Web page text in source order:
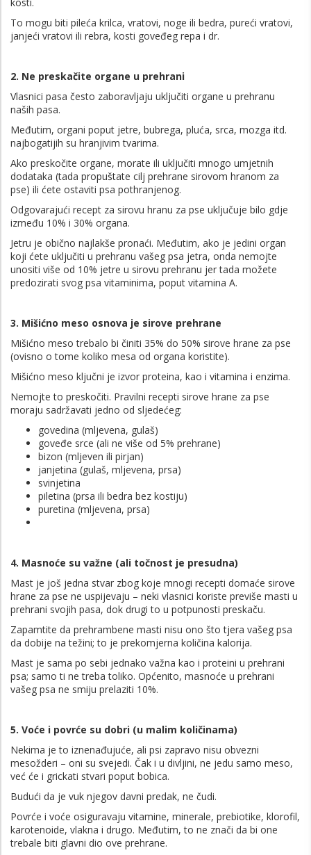
To mogu biti pileća krilca, vratovi, noge ili bedra, pureći vratovi,
janjeći vratovi ili rebra, kosti goveđeg repa i dr.
2. Ne preskačite organe u prehrani
Vlasnici pasa često zaboravljaju uključiti organe u prehranu
naših pasa.
Međutim, organi poput jetre, bubrega, pluća, srca, mozga itd.
najbogatijih su hranjivim tvarima.
Ako preskočite organe, morate ili uključiti mnogo umjetnih
dodataka (tada propuštate cilj prehrane sirovom hranom za
pse) ili ćete ostaviti psa pothranjenog.
Odgovarajući recept za sirovu hranu za pse uključuje bilo gdje
između 10% i 30% organa.
Jetru je obično najlakše pronaći. Međutim, ako je jedini organ
koji ćete uključiti u prehranu vašeg psa jetra, onda nemojte
unositi više od 10% jetre u sirovu prehranu jer tada možete
predozirati svog psa vitaminima, poput vitamina A.
3. Mišićno meso osnova je sirove prehrane
Mišićno meso trebalo bi činiti 35% do 50% sirove hrane za pse
(ovisno o tome koliko mesa od organa koristite).
Mišićno meso ključni je izvor proteina, kao i vitamina i enzima.
Nemojte to preskočiti. Pravilni recepti sirove hrane za pse
moraju sadržavati jedno od sljedećeg:
govedina (mljevena, gulaš)
goveđe srce (ali ne više od 5% prehrane)
bizon (mljeven ili pirjan)
janjetina (gulaš, mljevena, prsa)
svinjetina
piletina (prsa ili bedra bez kostiju)
puretina (mljevena, prsa)
4. Masnoće su važne (ali točnost je presudna)
Mast je još jedna stvar zbog koje mnogi recepti domaće sirove
hrane za pse ne uspijevaju – neki vlasnici koriste previše masti u
prehrani svojih pasa, dok drugi to u potpunosti preskaču.
Zapamtite da prehrambene masti nisu ono što tjera vašeg psa
da dobije na težini; to je prekomjerna količina kalorija.
Mast je sama po sebi jednako važna kao i proteini u prehrani
psa; samo ti ne treba toliko. Općenito, masnoće u prehrani
vašeg psa ne smiju prelaziti 10%.
5. Voće i povrće su dobri (u malim količinama)
Nekima je to iznenađujuće, ali psi zapravo nisu obvezni
mesožderi – oni su svejedi. Čak i u divljini, ne jedu samo meso,
već će i grickati stvari poput bobica.
Budući da je vuk njegov davni predak, ne čudi.
Povrće i voće osiguravaju vitamine, minerale, prebiotike, klorofil,
karotenoide, vlakna i drugo. Međutim, to ne znači da bi one
trebale biti glavni dio ove prehrane.